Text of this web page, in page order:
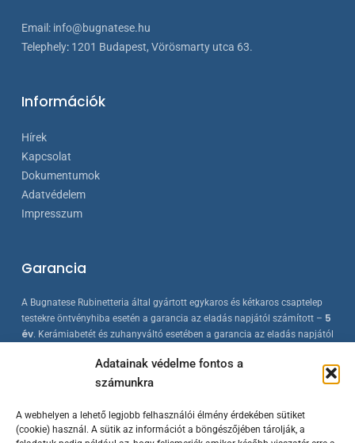
Adatainak védelme fontos a
számunkra
A webhelyen a lehető legjobb felhasználói élmény érdekében sütiket
(cookie) használ. A sütik az információt a böngészőjében tárolják, a
Email: info@bugnatese.hu
Telephely: 1201 Budapest, Vörösmarty utca 63.
Információk
Hírek
Kapcsolat
Dokumentumok
Adatvédelem
Impresszum
Garancia
A Bugnatese Rubinetteria által gyártott egykaros és kétkaros csaptelep
testekre öntvényhiba esetén a garancia az eladás napjától számított – 5
év. Kerámiabetét és zuhanyváltó esetében a garancia az eladás napjától
szabványokkal összhangban készülnek, folyamatos minőség-ellenőrzés